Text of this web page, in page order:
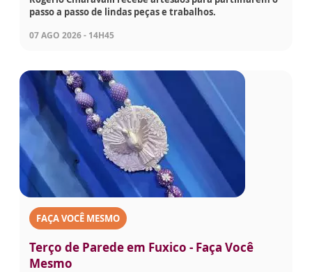
passo a passo de lindas peças e trabalhos.
07 AGO 2026 - 14H45
FAÇA VOCÊ MESMO
Terço de Parede em Fuxico - Faça Você
Mesmo